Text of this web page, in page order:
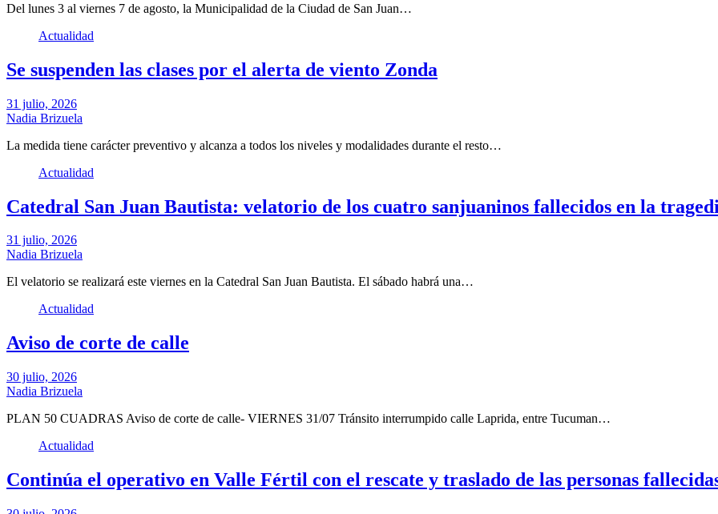
Del lunes 3 al viernes 7 de agosto, la Municipalidad de la Ciudad de San Juan…
Actualidad
Se suspenden las clases por el alerta de viento Zonda
31 julio, 2026
Nadia Brizuela
La medida tiene carácter preventivo y alcanza a todos los niveles y modalidades durante el resto…
Actualidad
Catedral San Juan Bautista: velatorio de los cuatro sanjuaninos fallecidos en la
31 julio, 2026
Nadia Brizuela
El velatorio se realizará este viernes en la Catedral San Juan Bautista. El sábado habrá una…
Actualidad
Aviso de corte de calle
30 julio, 2026
Nadia Brizuela
PLAN 50 CUADRAS Aviso de corte de calle- VIERNES 31/07 Tránsito interrumpido calle Laprida, entre Tucuman…
Actualidad
Continúa el operativo en Valle Fértil con el rescate y traslado de las personas